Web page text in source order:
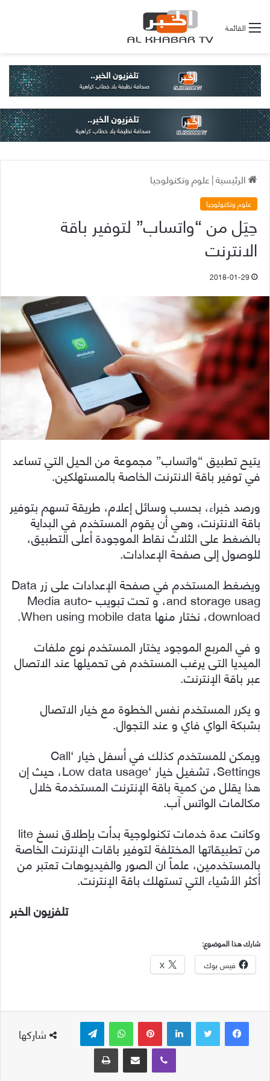
القائمة
الرئيسية|علوم وتكنولوجيا
علوم وتكنولوجيا
حِيَل من “واتساب” لتوفير باقة
الانترنت
2018-01-29
يتيح تطبيق “واتساب” مجموعة من الحيل التي تساعد
في توفير باقة الانترنت الخاصة بالمستهلكين.
ورصد خبراء، بحسب وسائل إعلام، طريقة تسهم بتوفير
باقة الانترنت، وهي أن يقوم المستخدم في البداية
بالضغط على الثلاث نقاط الموجودة أعلى التطبيق،
للوصول إلى صفحة الإعدادات.
ويضغط المستخدم في صفحة الإعدادات على زر Data
and storage usag، و تحت تبويب Media auto-
download، نختار منها When using mobile data.
و في المربع الموجود يختار المستخدم نوع ملفات
الميديا التى يرغب المستخدم فى تحميلها عند الاتصال
عبر باقة الإنترنت.
و يكرر المستخدم نفس الخطوة مع خيار الاتصال
بشبكة الواي فاي و عند التجوال.
ويمكن للمستخدم كذلك في أسفل خيار ‘Call
Settings، تشغيل خيار ‘Low data usage، حيث إن
هذا يقلل من كمية باقة الإنترنت المستخدمة خلال
مكالمات الواتس آب.
وكانت عدة خدمات تكنولوجية بدأت بإطلاق نسخ lite
من تطبيقاتها المختلفة لتوفير باقات الإنترنت الخاصة
بالمستخدمين، علماً ان الصور والفيديوهات تعتبر من
أكثر الأشياء التي تستهلك باقة الإنترنت.
تلفزيون الخبر
شارك هذا الموضوع:
فيس بوك X
شاركها
لينكدإن بينتيريست واتساب
ڤايبر
مشاركة عبر البريد طباعة